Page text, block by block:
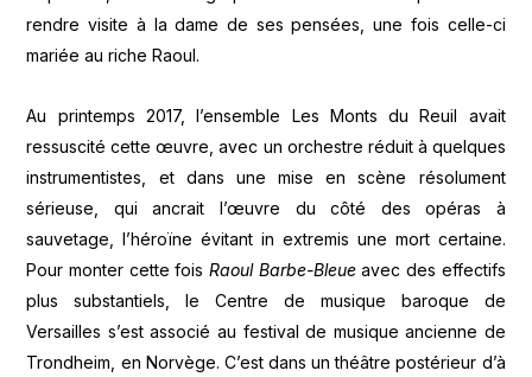
rendre visite à la dame de ses pensées, une fois celle-ci
mariée au riche Raoul.
Au printemps 2017, l’ensemble Les Monts du Reuil avait
ressuscité cette œuvre, avec un orchestre réduit à quelques
instrumentistes, et dans une mise en scène résolument
sérieuse, qui ancrait l’œuvre du côté des opéras à
sauvetage, l’héroïne évitant in extremis une mort certaine.
Pour monter cette fois Raoul Barbe-Bleueavec des effectifs
plus substantiels, le Centre de musique baroque de
Versailles s’est associé au festival de musique ancienne de
Trondheim, en Norvège. C’est dans un théâtre postérieur d’à